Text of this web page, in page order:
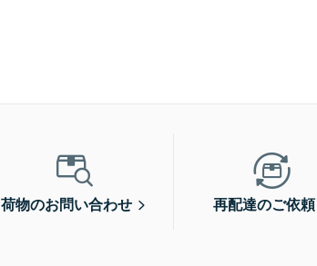
荷物のお問い合わせ 再配達のご依頼